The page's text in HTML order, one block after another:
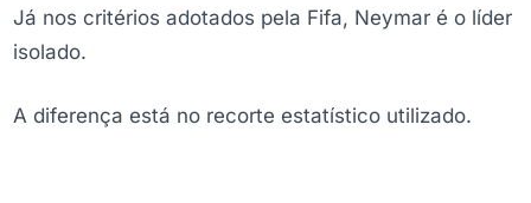
Já nos critérios adotados pela Fifa, Neymar é o líder
isolado.
A diferença está no recorte estatístico utilizado.